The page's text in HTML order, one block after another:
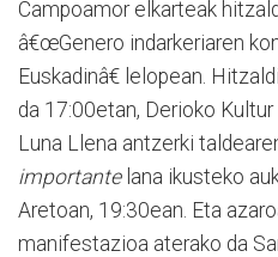
Campoamor elkarteak
â€œGenero indarkeriaren
Euskadinâ€ lelopean.
da 17:00etan, Derioko
Luna Llena antzerki
importantelana ikusteko
Aretoan, 19:30ean. Eta
manifestazioa aterako da